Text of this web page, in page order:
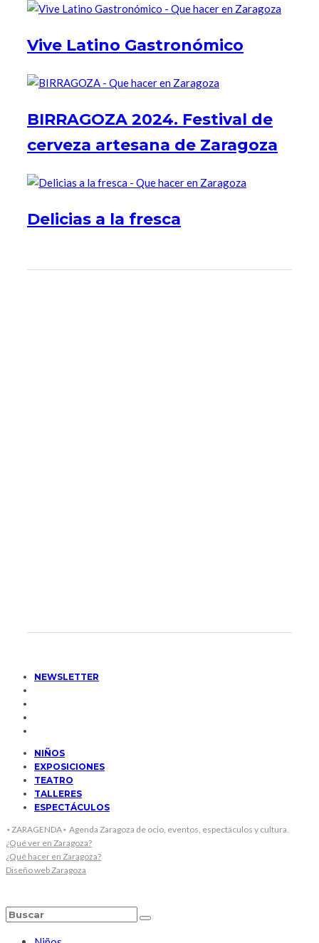
Vive Latino Gastronómico
BIRRAGOZA 2024. Festival de
cerveza artesana de Zaragoza
Delicias a la fresca
NEWSLETTER
NIÑOS
EXPOSICIONES
TEATRO
TALLERES
ESPECTÁCULOS
⋆ZARAGENDA⋆ Agenda Zaragoza de ocio, eventos, espectáculos y cultura.
¿Qué ver en Zaragoza?
¿Qué hacer en Zaragoza?
Diseño web Zaragoza